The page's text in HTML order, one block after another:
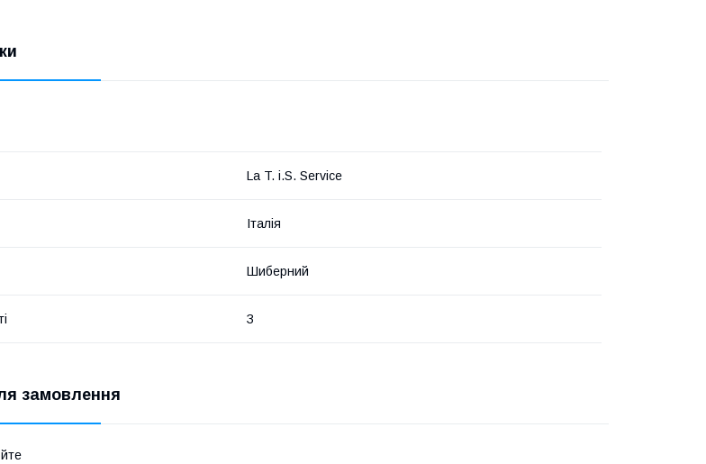
La T. i.S. Service
Італія
Шиберний
З
замовлення